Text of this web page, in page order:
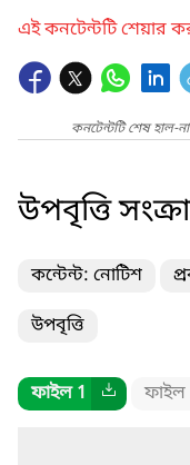
এই কনটেন্টটি শেয়ার
কনটেন্টটি শেষ
উপবৃত্তি
কন্টেন্ট: নোটিশ
উপবৃত্তি
ফাইল 1 ফাইল